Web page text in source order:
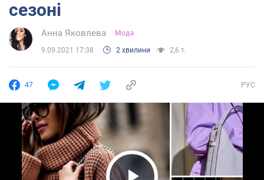
сезоні
Анна Яковлева Мода
9.09.2021 17:38 2 хвилини 2,6 т.
47 РУС